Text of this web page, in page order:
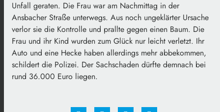
Unfall geraten. Die Frau war am Nachmittag in der
Ansbacher Straße unterwegs. Aus noch ungeklärter Ursache
verlor sie die Kontrolle und prallte gegen einen Baum. Die
Frau und ihr Kind wurden zum Glück nur leicht verletzt. Ihr
Auto und eine Hecke haben allerdings mehr abbekommen,
schildert die Polizei. Der Sachschaden dürfte demnach bei
rund 36.000 Euro liegen.